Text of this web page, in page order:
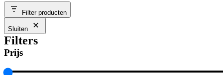
Close
FiltersFilter producten
Sluiten
Filters
Prijs